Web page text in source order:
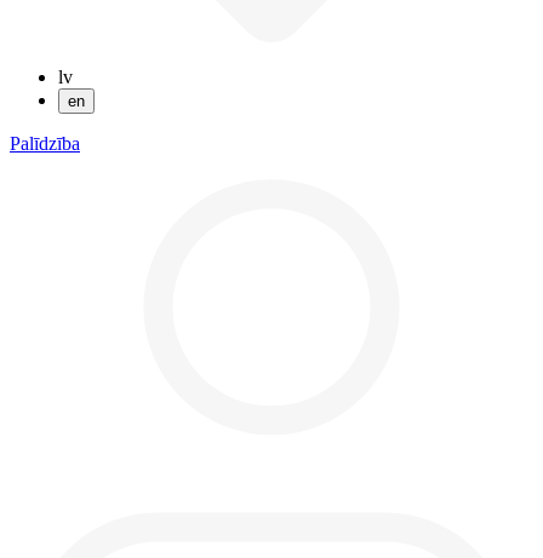
lv
en
Palīdzība